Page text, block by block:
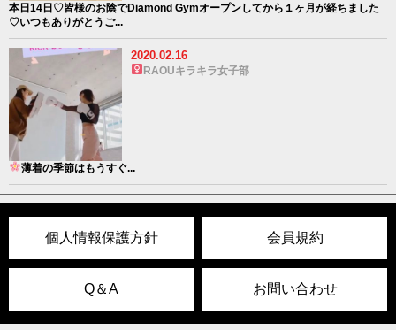
本日14日♡皆様のお陰でDiamond Gymオープンしてから１ヶ月が経ちました
♡いつもありがとうご...
2020.02.16
RAOUキラキラ女子部
薄着の季節はもうすぐ...
個人情報保護方針 会員規約
Q＆A お問い合わせ